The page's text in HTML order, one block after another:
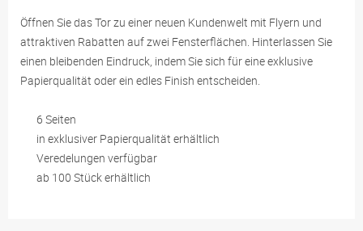
Öffnen Sie das Tor zu einer neuen Kundenwelt mit Flyern und
attraktiven Rabatten auf zwei Fensterflächen. Hinterlassen Sie
einen bleibenden Eindruck, indem Sie sich für eine exklusive
Papierqualität oder ein edles Finish entscheiden.
6 Seiten
in exklusiver Papierqualität erhältlich
Veredelungen verfügbar
ab 100 Stück erhältlich